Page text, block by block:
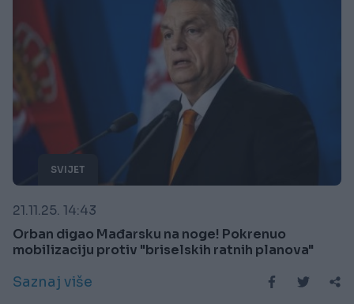
SVIJET
21.11.25. 14:43
Orban digao Mađarsku na noge! Pokrenuo
mobilizaciju protiv "briselskih ratnih planova"
Saznaj više